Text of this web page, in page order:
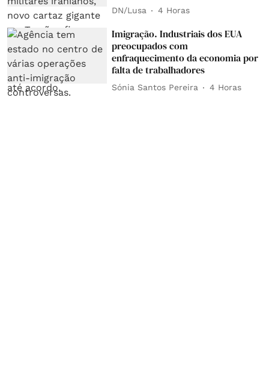
DN/Lusa 4 Horas
Imigração. Industriais dos EUA
preocupados com
enfraquecimento da economia por
falta de trabalhadores
Sónia Santos Pereira 4 Horas